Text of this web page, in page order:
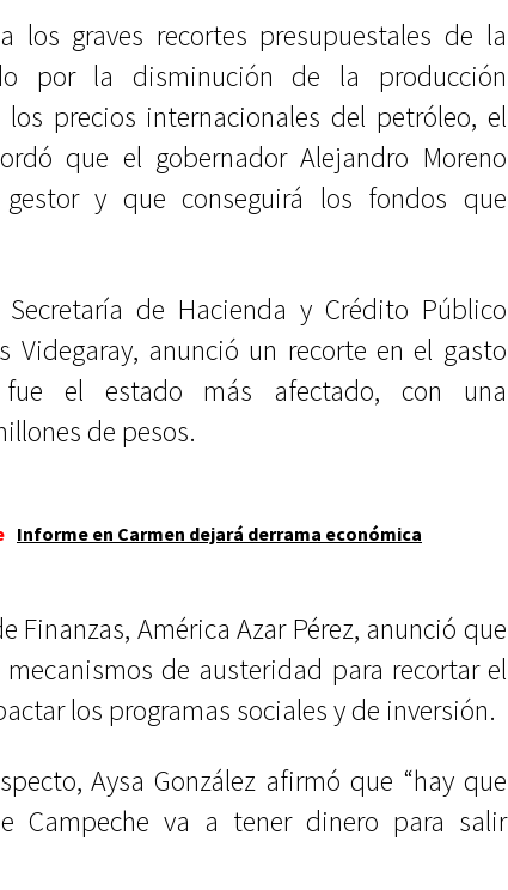
los graves recortes presupuestales de la
por la disminución de la producción
precios internacionales del petróleo, el
que el gobernador Alejandro Moreno
y que conseguirá los fondos que
de Hacienda y Crédito Público
Videgaray, anunció un recorte en el gasto
fue el estado más afectado, con una
de pesos.
Informe en Carmen dejará derrama económica
Finanzas, América Azar Pérez, anunció que
de austeridad para recortar el
los programas sociales y de inversión.
Aysa González afirmó que “hay que
Campeche va a tener dinero para salir